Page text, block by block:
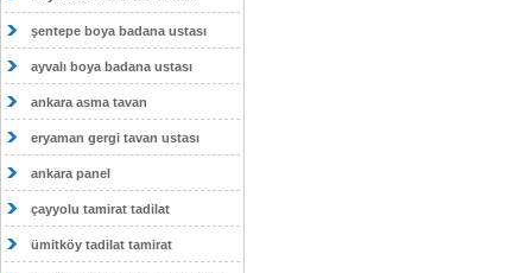
şentepe boya badana ustası
ayvalı boya badana ustası
ankara asma tavan
eryaman gergi tavan ustası
ankara panel
çayyolu tamirat tadilat
ümitköy tadilat tamirat